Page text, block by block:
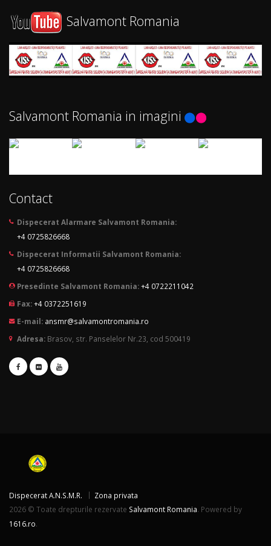
Salvamont Romania
Salvamont Romania in imagini
Contact
Dispecerat Alarmare Salvamont Romania:
+4 0725826668
Dispecerat Informatii Salvamont Romania:
+4 0725826668
Presedinte Salvamont Romania:+4 0722211042
Fax:+4 0372251619
E-mail: ansmr@salvamontromania.ro
Adresa: Brasov, str. Panselelor Nr.23, cod 500419
Dispecerat A.N.S.M.R.
Zona privata
2026 © Toate drepturile rezervate Salvamont Romania. Powered by
1616.ro.